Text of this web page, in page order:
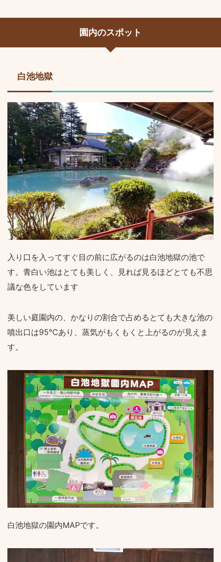
園内のスポット
白池地獄
入り口を入ってすぐ目の前に広がるのは白池地獄の池で
す。青白い池はとても美しく、見れば見るほどとても不思
議な色をしています
美しい庭園内の、かなりの割合で占めるとても大きな池の
噴出口は95℃あり、蒸気がもくもくと上がるのが見えま
す。
白池地獄の園内MAPです。